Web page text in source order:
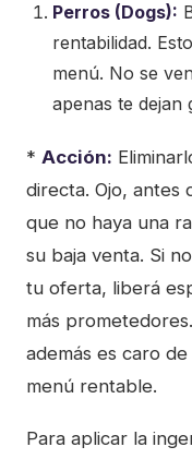
Perros (Dogs):
rentabilidad.
menú. No se
apenas te dejan
* Acción:
directa. Ojo, antes
que no haya una
su baja venta. Si
tu oferta, liberá
más
además es caro
menú rentable.
Para aplicar la